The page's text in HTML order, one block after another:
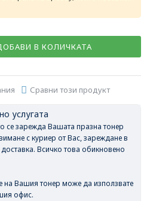
В КОЛИЧКАТА
Сравни този продукт
услугата
се зарежда Вашата празна тонер
с куриер от Вас, зареждане в
Всичко това обикновено
на Вашия тонер може да използвате
офис.